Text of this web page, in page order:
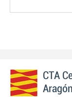
CTA
Aragón